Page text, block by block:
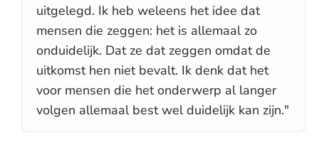
uitgelegd. Ik heb weleens het idee dat
mensen die zeggen: het is allemaal zo
onduidelijk. Dat ze dat zeggen omdat de
uitkomst hen niet bevalt. Ik denk dat het
voor mensen die het onderwerp al langer
volgen allemaal best wel duidelijk kan zijn."